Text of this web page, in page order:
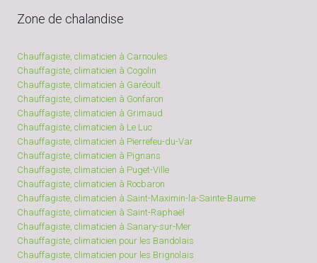
Zone de chalandise
Chauffagiste, climaticien à Carnoules
Chauffagiste, climaticien à Cogolin
Chauffagiste, climaticien à Garéoult
Chauffagiste, climaticien à Gonfaron
Chauffagiste, climaticien à Grimaud
Chauffagiste, climaticien à Le Luc
Chauffagiste, climaticien à Pierrefeu-du-Var
Chauffagiste, climaticien à Pignans
Chauffagiste, climaticien à Puget-Ville
Chauffagiste, climaticien à Rocbaron
Chauffagiste, climaticien à Saint-Maximin-la-Sainte-Baume
Chauffagiste, climaticien à Saint-Raphaël
Chauffagiste, climaticien à Sanary-sur-Mer
Chauffagiste, climaticien pour les Bandolais
Chauffagiste, climaticien pour les Brignolais